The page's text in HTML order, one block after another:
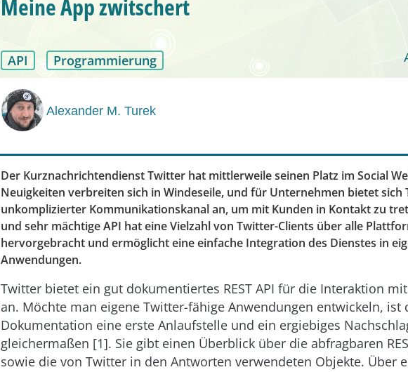
Meine App zwitschert
API Programmierung
Alexander M. Turek
Der Kurznachrichtendienst Twitter hat mittlerweile seinen Platz im Social
Neuigkeiten verbreiten sich in Windeseile, und für Unternehmen bietet sich
unkomplizierter Kommunikationskanal an, um mit Kunden in Kontakt zu
und sehr mächtige API hat eine Vielzahl von Twitter-Clients über alle
hervorgebracht und ermöglicht eine einfache Integration des Dienstes in
Anwendungen.
Twitter bietet ein gut dokumentiertes REST API für die Interaktion
an. Möchte man eigene Twitter-fähige Anwendungen entwickeln, ist
Dokumentation eine erste Anlaufstelle und ein ergiebiges
gleichermaßen [1]. Sie gibt einen Überblick über die abfragbaren
sowie die von Twitter in den Antworten verwendeten Objekte. Über